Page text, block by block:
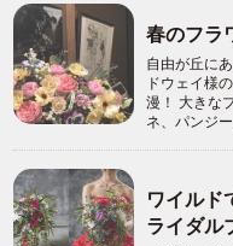
春のフラ
自由が丘に
ドウェイ様
漫！ 大きな
ネ、パンジ
ワイルド
ライダル